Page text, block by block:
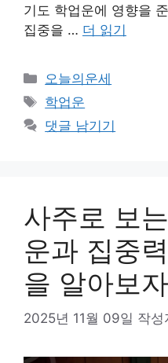
기도 학업운에 영향을
집중을 … 더 읽기
카
테
리
오늘의운세
태
그
학업운
댓글 남기기
사주로 보
운과 집중
을 알아보자
2025년 11월 09일 작성